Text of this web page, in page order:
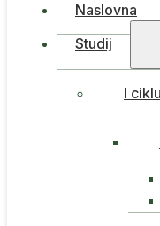
Naslovna
Studij
I